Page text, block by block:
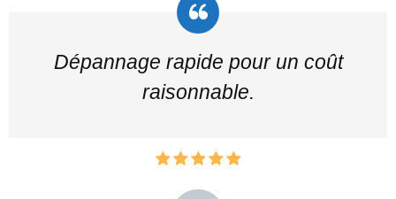
Dépannage rapide pour un coût
raisonnable.